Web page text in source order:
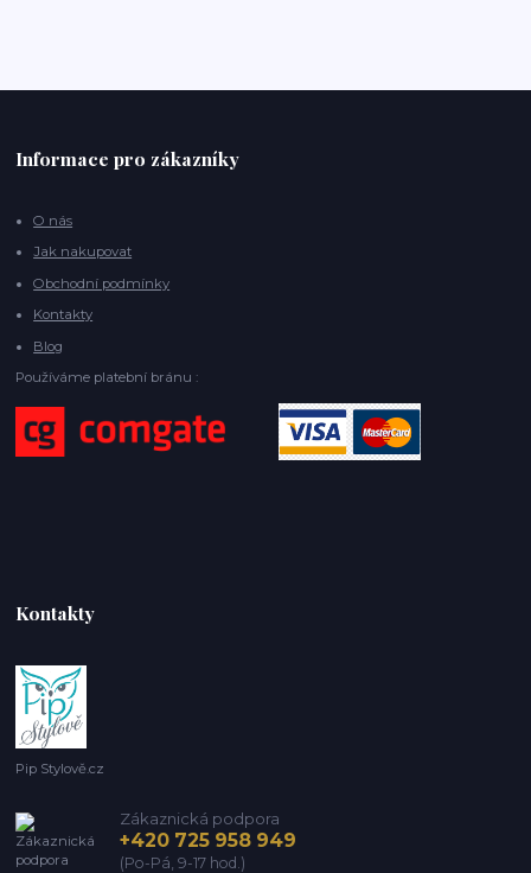
Informace pro zákazníky
O nás
Jak nakupovat
Obchodní podmínky
Kontakty
Blog
Používáme platební bránu :
Kontakty
Pip Stylově.cz
Zákaznická podpora
+420 725 958 949
(Po-Pá, 9-17 hod.)